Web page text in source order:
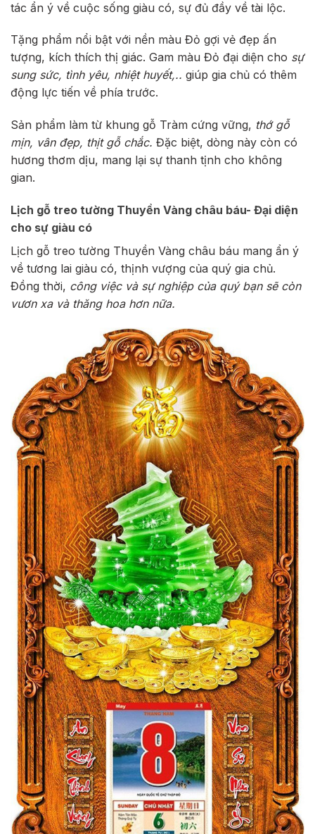
tác ẩn ý về cuộc sống giàu có, sự đủ đầy về tài lộc.
Tặng phẩm nổi bật với nền màu Đỏ gợi vẻ đẹp ấn
tượng, kích thích thị giác. Gam màu Đỏ đại diện cho sự
sung sức, tình yêu, nhiệt huyết,.. giúp gia chủ có thêm
động lực tiến về phía trước.
Sản phẩm làm từ khung gỗ Tràm cứng vững, thớ gỗ
mịn, vân đẹp, thịt gỗ chắc. Đặc biệt, dòng này còn có
hương thơm dịu, mang lại sự thanh tịnh cho không
gian.
Lịch gỗ treo tường Thuyền Vàng châu báu- Đại diện
cho sự giàu có
Lịch gỗ treo tường Thuyền Vàng châu báu mang ẩn ý
về tương lai giàu có, thịnh vượng của quý gia chủ.
Đồng thời, công việc và sự nghiệp của quý bạn sẽ còn
vươn xa và thăng hoa hơn nữa.